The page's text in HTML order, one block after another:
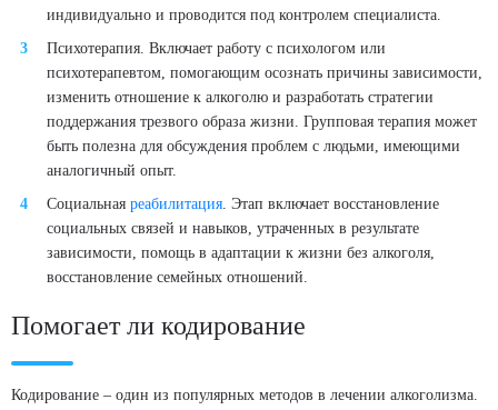
индивидуально и проводится под контролем специалиста.
Психотерапия. Включает работу с психологом или
психотерапевтом, помогающим осознать причины зависимости,
изменить отношение к алкоголю и разработать стратегии
поддержания трезвого образа жизни. Групповая терапия может
быть полезна для обсуждения проблем с людьми, имеющими
аналогичный опыт.
Социальная реабилитация. Этап включает восстановление
социальных связей и навыков, утраченных в результате
зависимости, помощь в адаптации к жизни без алкоголя,
восстановление семейных отношений.
Помогает ли кодирование
Кодирование – один из популярных методов в лечении алкоголизма.